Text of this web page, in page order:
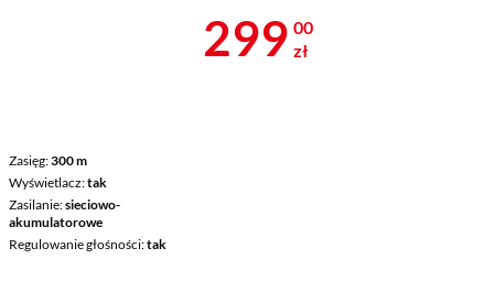
Zasięg 300 m
Wyświetlacz tak
Zasilanie sieciowo-
akumulatorowe
Regulowanie głośności tak
Cena 299 zł
299 00
zł